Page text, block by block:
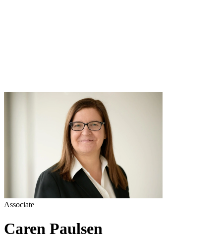
Associate
Caren Paulsen